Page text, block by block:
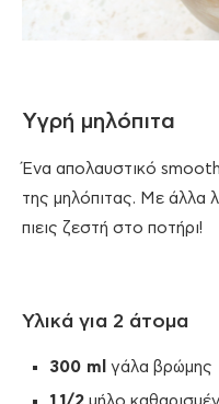
Υγρή μηλόπιτα
Ένα απολαυστικό
της μηλόπιτας. Με άλλα
πιεις ζεστή στο ποτήρι!
Υλικά για 2 άτομα
300 ml γάλα βρώμης
1 1/2 μήλo